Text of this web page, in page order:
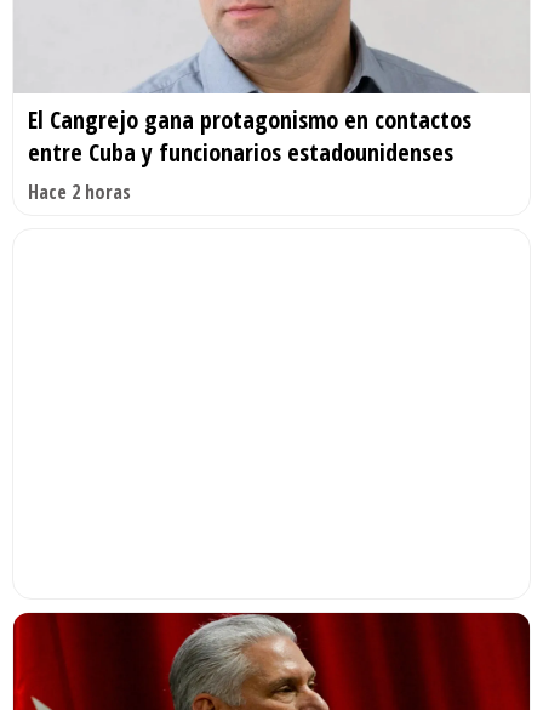
El Cangrejo gana protagonismo en contactos
entre Cuba y funcionarios estadounidenses
Hace 2 horas